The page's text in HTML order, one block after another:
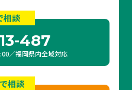
相談
487
／福岡県内全域対応
相談